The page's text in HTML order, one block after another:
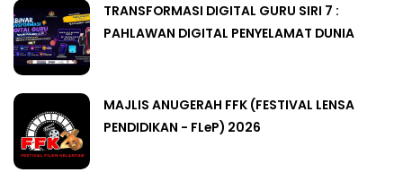
TRANSFORMASI DIGITAL GURU SIRI 7 :
PAHLAWAN DIGITAL PENYELAMAT DUNIA
MAJLIS ANUGERAH FFK (FESTIVAL LENSA
PENDIDIKAN - FLeP) 2026